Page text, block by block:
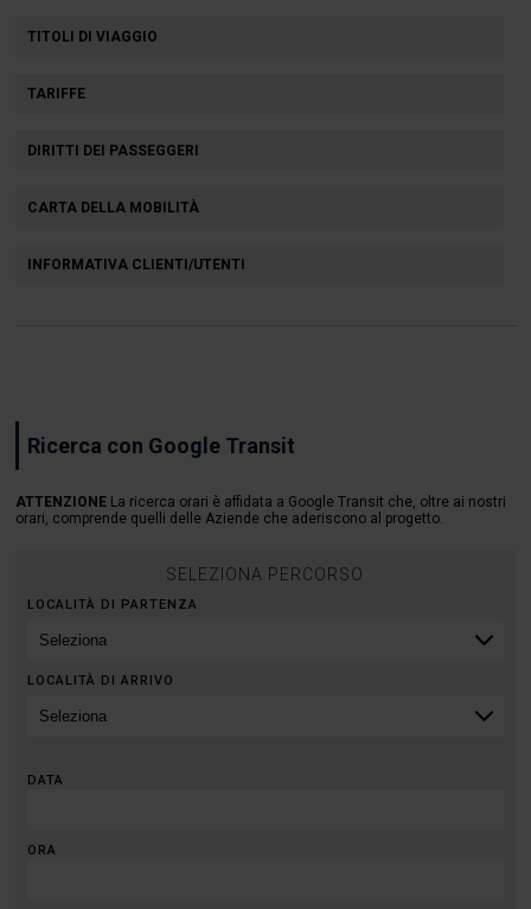
TITOLI DI VIAGGIO
TARIFFE
DIRITTI DEI PASSEGGERI
CARTA DELLA MOBILITÀ
INFORMATIVA CLIENTI/UTENTI
Ricerca con Google Transit
ATTENZIONE La ricerca orari è affidata a Google Transit che, oltre ai nostri
orari, comprende quelli delle Aziende che aderiscono al progetto.
SELEZIONA PERCORSO
LOCALITÀ DI PARTENZA
LOCALITÀ DI ARRIVO
DATA
ORA